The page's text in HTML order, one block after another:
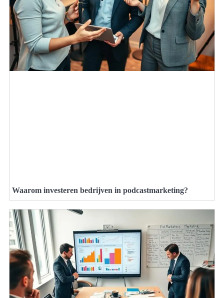
Waarom investeren bedrijven in podcastmarketing?